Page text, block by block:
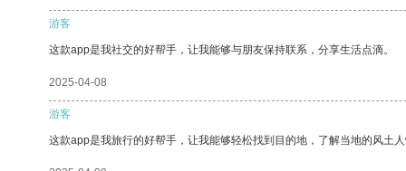
游客
这款app是我社交的好帮手，让我能够与朋友保持联系，分享生活点滴。
2025-04-08
游客
这款app是我旅行的好帮手，让我能够轻松找到目的地，了解当地的风土